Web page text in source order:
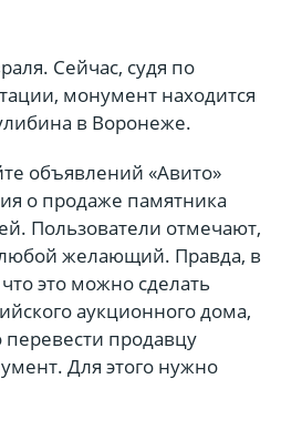
Сейчас, судя по
монумент находится
в Воронеже.
объявлений «Авито»
о продаже памятника
Пользователи отмечают,
желающий. Правда, в
это можно сделать
аукционного дома,
перевести продавцу
Для этого нужно